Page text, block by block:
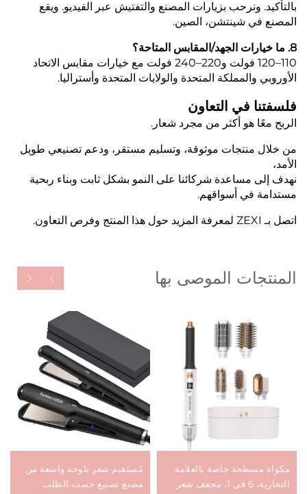
بالتأكيد. ونرحب بزيارات المصنع والتفتيش عبر الفيديو. ويقع
المصنع في شينتشن، الصين.
8. ما خيارات الجهد/المقابس المتاحة؟
110–120 فولت و220–240 فولت مع خيارات مقابس الاتحاد
الأوروبي والمملكة المتحدة والولايات المتحدة وأستراليا.
فلسفتنا في التعاون
الربح معًا هو أكثر من مجرد شعار.
من خلال منتجات موثوقة، وتسليم مستقر، ودعم تصنيعي طويل
الأمد،
نهدف إلى مساعدة شركائنا على النمو بشكل ثابت وبناء ربحية
مستدامة في أسواقهم.
اتصل بـ ZEXI لمعرفة المزيد حول هذا المنتج وفرص التعاون.
المنتجات الموصى بها
مكواة مسطحة خاصة بالعلامة
التجارية، 6 في 1، مجفف شعر
مُستقيم شعر بلوحة واسعة من
مصنع تصنيع حسب الطلب